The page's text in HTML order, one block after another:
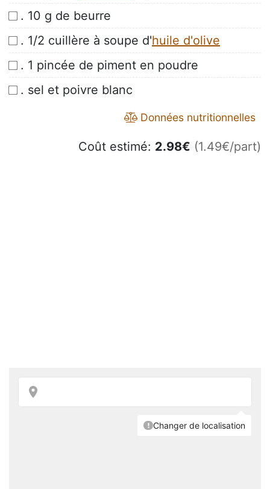
. 10 g de beurre
. 1/2 cuillère à soupe d'huile d'olive
. 1 pincée de piment en poudre
. sel et poivre blanc
Données nutritionnelles
Coût estimé: 2.98€ (1.49€/part)